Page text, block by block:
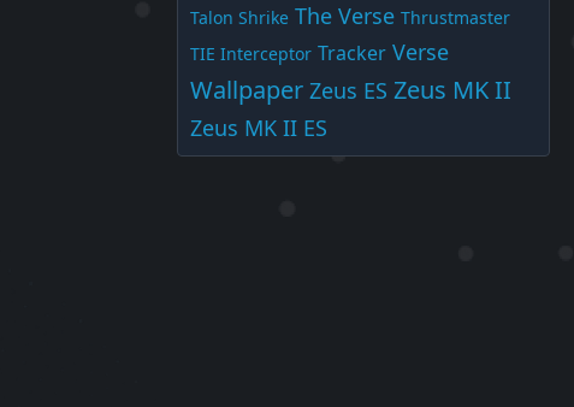
Talon Shrike The Verse Thrustmaster
TIE Interceptor Tracker Verse
Wallpaper Zeus ES Zeus MK II
Zeus MK II ES